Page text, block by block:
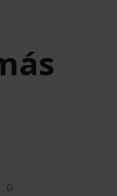
0